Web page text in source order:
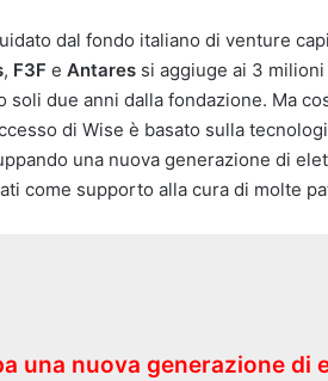
dal fondo italiano di venture
, F3F e Antares si aggiuge ai 3
soli due anni dalla fondazione. Ma
di Wise è basato sulla
una nuova generazione di
come supporto alla cura di molte
una nuova generazione di